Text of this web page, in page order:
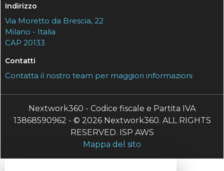
Indirizzo
Via Moretto da Brescia, 22
Milano - Italia
CAP 20133
Contatti
Contatta il nostro team per maggiori informazioni
Nextwork360 - Codice fiscale e Partita IVA
13868590962 - © 2026 Nextwork360. ALL RIGHTS
RESERVED. ISP AWS
Mappa del sito